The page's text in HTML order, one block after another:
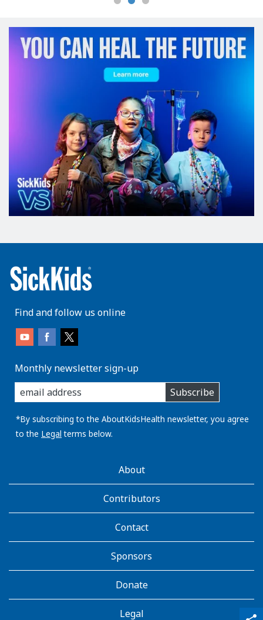
qr_code_scanner
content_copy
Find and follow us online
Monthly newsletter sign-up
enter
you
email
address:
Subscribe
*By subscribing to the AboutKidsHealth newsletter, you agree
to the Legal terms below.
AboutKidsHealthAbout
Contributors
Contact
Sponsors
Donate
Legal